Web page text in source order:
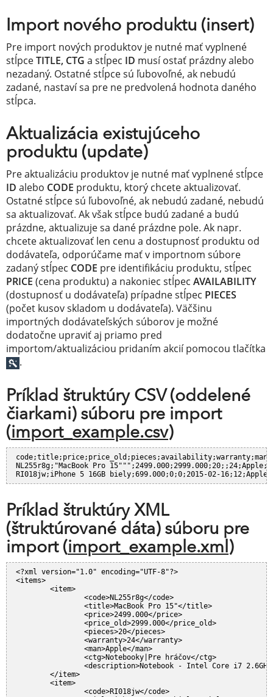
Import nového produktu (insert)
Pre import nových produktov je nutné mať vyplnené
stĺpceTITLE, CTG a stĺpec ID musí ostať prázdny alebo
nezadaný. Ostatné stĺpce sú ľubovoľné, ak nebudú
zadané, nastaví sa pre ne predvolená hodnota daného
stĺpca.
Aktualizácia existujúceho
produktu (update)
Pre aktualizáciu produktov je nutné mať vyplnené stĺpce
ID alebo CODE produktu, ktorý chcete aktualizovať.
Ostatné stĺpce sú ľubovoľné, ak nebudú zadané, nebudú
sa aktualizovať. Ak však stĺpce budú zadané a budú
prázdne, aktualizuje sa dané prázdne pole. Ak napr.
chcete aktualizovať len cenu a dostupnosť produktu od
dodávateľa, odporúčame mať v importnom súbore
zadaný stĺpec CODE pre identifikáciu produktu, stĺpec
PRICE (cena produktu) a nakoniec stĺpec AVAILABILITY
(dostupnosť u dodávateľa) prípadne stĺpec PIECES
(počet kusov skladom u dodávateľa). Väčšinu
importných dodávateľských súborov je možné
dodatočne upraviť aj priamo pred
importom/aktualizáciou pridaním akcií pomocou tlačítka
.
Príklad štruktúry CSV (oddelené
čiarkami) súboru pre import
(import_example.csv)
NL255r8g;"MacBook Pro
RI018jw;iPhone 5 16GB biely;699.000;0;0;2015-02-
Príklad štruktúry XML
(štruktúrované dáta) súboru pre
import (import_example.xml)
<?xml version="1.0" encoding="UTF-8"?>
<items>
	<item>
		<code>NL255r8g</code>
		<title>MacBook Pro 15"</title>
		<price>2499.000</price>
		<price_old>2999.000</price_old>
		<pieces>20</pieces>
		<warranty>24</warranty>
		<man>Apple</man>
		<ctg>Notebooky|Pre hráčov</ctg>
<description>Notebook - Intel Core i7
	</item>
	<item>
		<code>RI018jw</code>